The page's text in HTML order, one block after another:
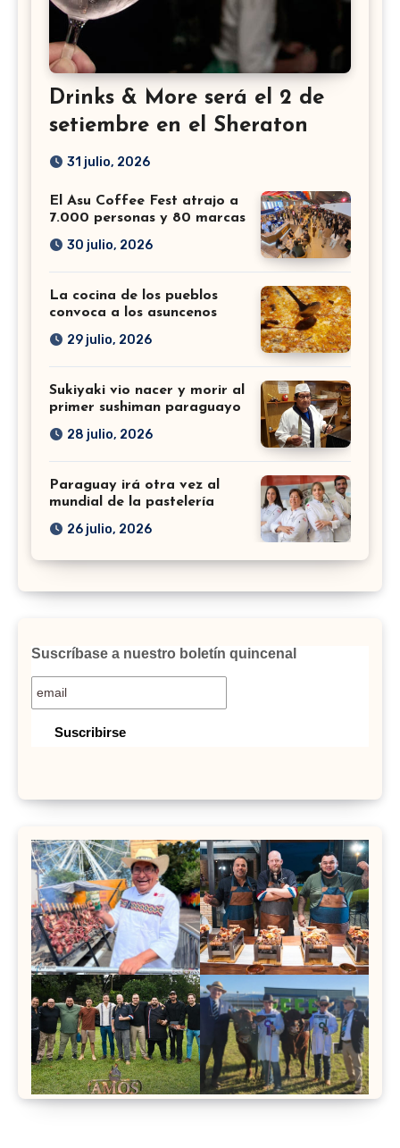
Drinks & More será el 2 de
setiembre en el Sheraton
31 julio, 2026
El Asu Coffee Fest atrajo a
7.000 personas y 80 marcas
30 julio, 2026
La cocina de los pueblos
convoca a los asuncenos
29 julio, 2026
Sukiyaki vio nacer y morir al
primer sushiman paraguayo
28 julio, 2026
Paraguay irá otra vez al
mundial de la pastelería
26 julio, 2026
Suscríbase a nuestro boletín quincenal